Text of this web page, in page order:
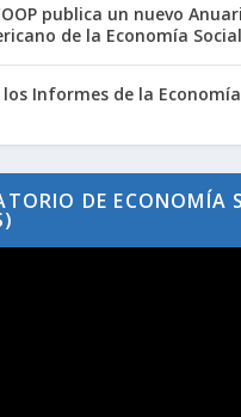
publica un nuevo
de la Economía Social
Informes de la
DE ECONOMÍA